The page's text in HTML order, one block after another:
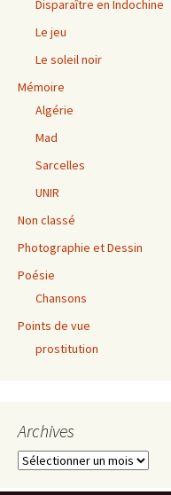
Disparaître en Indochine
Le jeu
Le soleil noir
Mémoire
Algérie
Mad
Sarcelles
UNIR
Non classé
Photographie et Dessin
Poésie
Chansons
Points de vue
prostitution
Archives
Archives